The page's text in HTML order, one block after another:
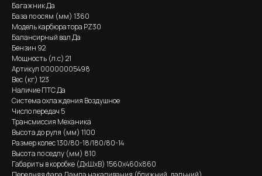
Багажник Да
База по осям (мм) 1360
Модель карбюратора PZ30
Балансирный вал Да
Бензин 92
Мощность (л.с) 21
Артикул 00000005498
Вес (кг) 123
Наличие ПТС Да
Система охлаждения Воздушное
Число передач 5
Трансмиссия Механика
Высота до руля (мм) 1100
Размер колес 130/80-18/180/80-14
Высота по седлу (мм) 810
Габариты в коробке (ДхШхВ) 1560x460x860